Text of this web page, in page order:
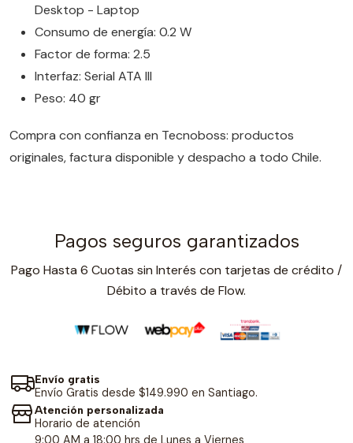
Desktop - Laptop
Consumo de energía: 0.2 W
Factor de forma: 2.5
Interfaz: Serial ATA III
Peso: 40 gr
Compra con confianza en Tecnoboss: productos
originales, factura disponible y despacho a todo Chile.
Pagos seguros garantizados
Pago Hasta 6 Cuotas sin Interés con tarjetas de crédito /
Débito a través de Flow.
Envío gratis
Envío Gratis desde $149.990 en Santiago.
Atención personalizada
Horario de atención